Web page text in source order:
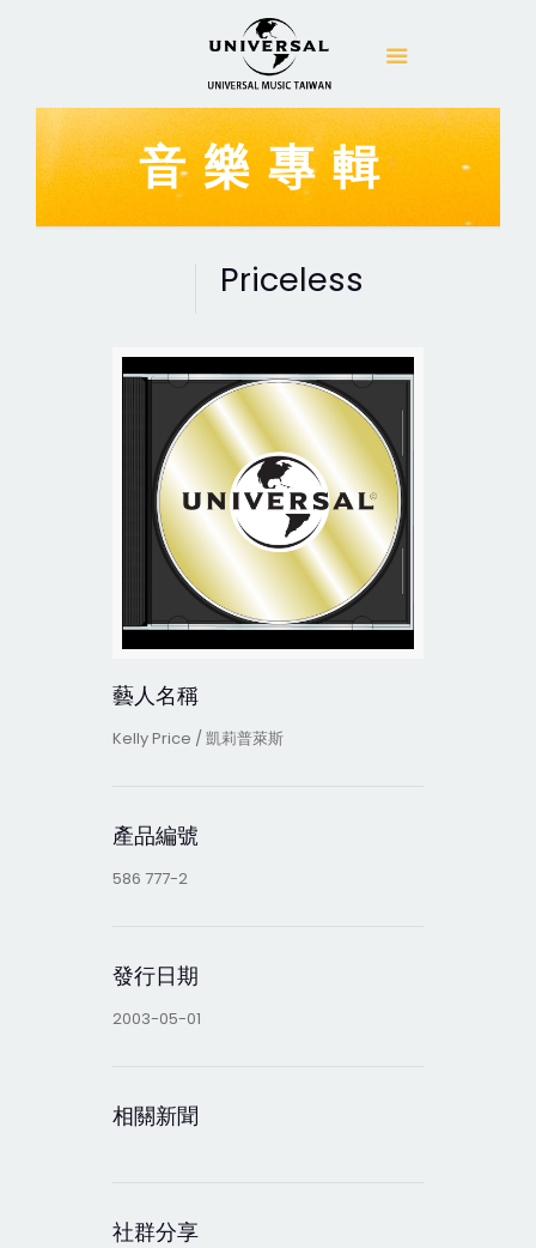
音樂專輯
Priceless
藝人名稱
Kelly Price / 凱莉普萊斯
產品編號
586 777-2
發行日期
2003-05-01
相關新聞
社群分享